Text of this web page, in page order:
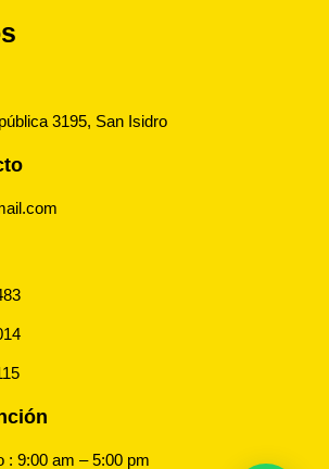
3195, San Isidro
: 9:00 am – 5:00 pm